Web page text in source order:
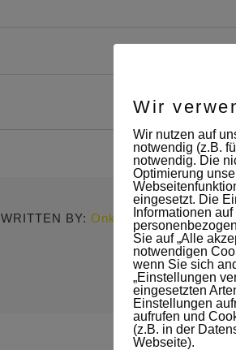
WRITTEN BY: Onkel filmaton
Wir
Wir nutzen auf
notwendig (z.B.
notwendig. Die
Optimierung
eingesetzt. Die
Informationen
Sie auf „Alle
notwendigen
wenn Sie sich
„Einstellungen
eingesetzten
Einstellungen
aufrufen und
(z.B. in der
Webseite).